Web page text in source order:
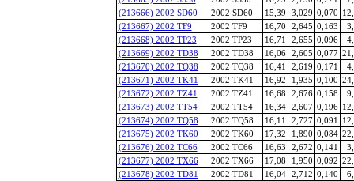
(213666) 2002 SD60
2002 SD60 15,39 3,029 0,070
(213667) 2002 TF9
2002 TF9 16,70 2,645 0,163
(213668) 2002 TP23
2002 TP23 16,71 2,655 0,096
(213669) 2002 TD38
2002 TD38 16,06 2,605 0,077
(213670) 2002 TQ38
2002 TQ38 16,41 2,619 0,171
(213671) 2002 TK41
2002 TK41 16,92 1,935 0,100
(213672) 2002 TZ41
2002 TZ41 16,68 2,676 0,158
(213673) 2002 TT54
2002 TT54 16,34 2,607 0,196
(213674) 2002 TQ58
2002 TQ58 16,11 2,727 0,091
(213675) 2002 TK60
2002 TK60 17,32 1,890 0,084
(213676) 2002 TC66
2002 TC66 16,63 2,672 0,141
(213677) 2002 TX66
2002 TX66 17,08 1,950 0,092
(213678) 2002 TD81
2002 TD81 16,04 2,712 0,140